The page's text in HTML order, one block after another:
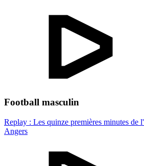
Football masculin
Replay : Les quinze premières minutes de
Angers